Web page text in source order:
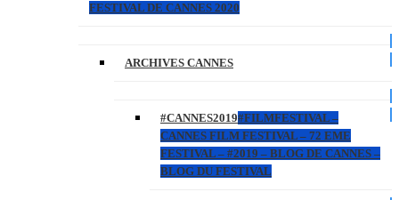
FESTIVAL DE CANNES 2020
ARCHIVES CANNES
#CANNES2019#FILMFESTIVAL –
CANNES FILM FESTIVAL – 72 EME
FESTIVAL – #2019 – BLOG DE CANNES –
BLOG DU FESTIVAL